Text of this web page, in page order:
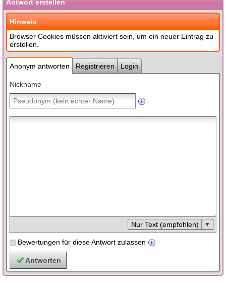
Antwort erstellen
Hinweis
Browser Cookies müssen aktiviert sein, um ein neuer Eintrag zu
erstellen.
Anonym antworten Registrieren Login
Nickname
Nur Text (empfohlen)
Bewertungen für diese Antwort zulassen